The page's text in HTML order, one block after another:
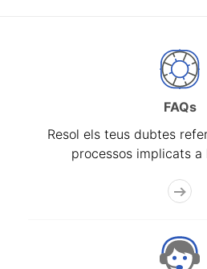
FAQs
Resol els teus dubtes
processos implicats a